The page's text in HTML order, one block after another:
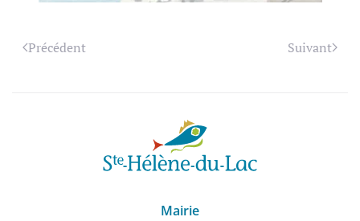
Précédent Suivant
Mairie